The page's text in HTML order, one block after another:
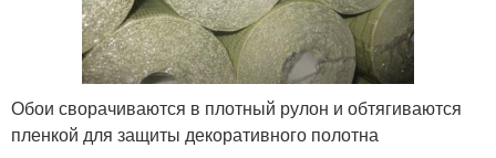
Обои сворачиваются в плотный рулон и обтягиваются
пленкой для защиты декоративного полотна